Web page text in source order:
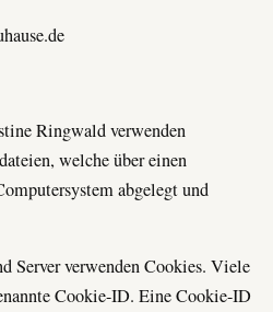
Ringwald verwenden
welche über einen
abgelegt und
Server verwenden Cookies. Viele
Cookie-ID. Eine Cookie-ID